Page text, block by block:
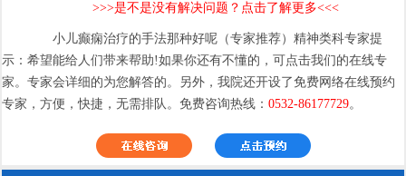
>>>是不是没有解决问题？点击了解更多<<<
小儿癫痫治疗的手法那种好呢（专家推荐）精神类科专家提
示：希望能给人们带来帮助!如果你还有不懂的，可点击我们的在线专
家。专家会详细的为您解答的。另外，我院还开设了免费网络在线预约
专家，方便，快捷，无需排队。免费咨询热线：0532-86177729。